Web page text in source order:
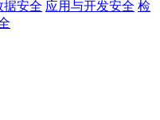
据安全 应用与开发安全 检